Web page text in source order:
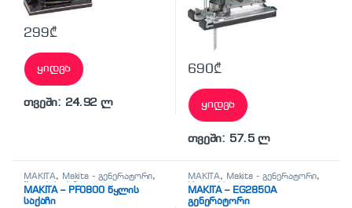
299₾
ყიდვა
თვეში: 24.92 ლ
690₾
ყიდვა
თვეში: 57.5 ლ
MAKITA, Makita - გენერატორი,
წყლის საქაჩი
MAKITA – PF0800 წყლის
საქაჩი
MAKITA, Makita - გენერატორი,
სხვადასხვა
MAKITA – EG2850A
გენერატორი